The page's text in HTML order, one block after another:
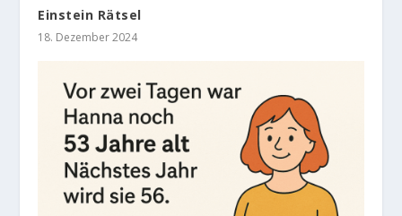
Einstein Rätsel
18. Dezember 2024